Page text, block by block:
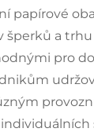
papírové
šperků a
pro